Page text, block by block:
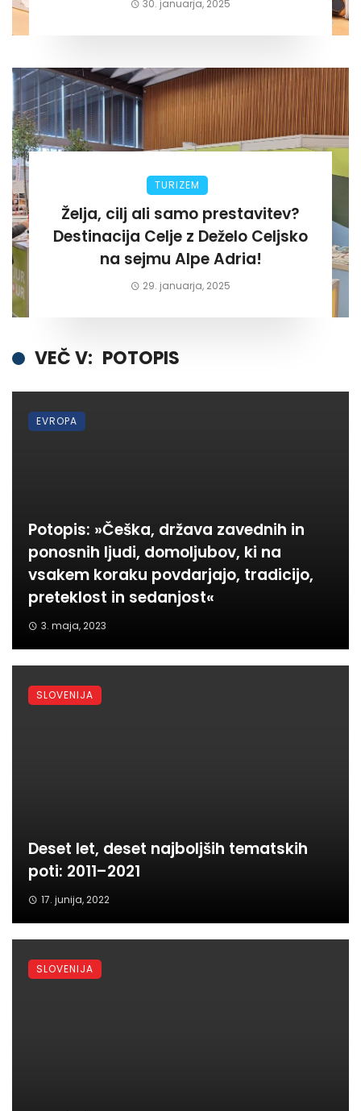
30. januarja, 2025
TURIZEM
Želja, cilj ali samo prestavitev?
Destinacija Celje z Deželo Celjsko
na sejmu Alpe Adria!
29. januarja, 2025
VEČ V: POTOPIS
Potopis: »Češka, država zavednih in
ponosnih ljudi, domoljubov, ki na
vsakem koraku povdarjajo, tradicijo,
preteklost in sedanjost«
3. maja, 2023
EVROPA
Deset let, deset najboljših tematskih
poti: 2011–2021
17. junija, 2022
SLOVENIJA
SLOVENIJA